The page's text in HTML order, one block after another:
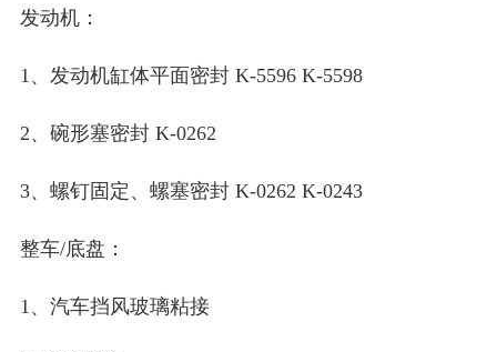
发动机：
1、发动机缸体平面密封 K-5596 K-5598
2、碗形塞密封 K-0262
3、螺钉固定、螺塞密封 K-0262 K-0243
整车/底盘：
1、汽车挡风玻璃粘接